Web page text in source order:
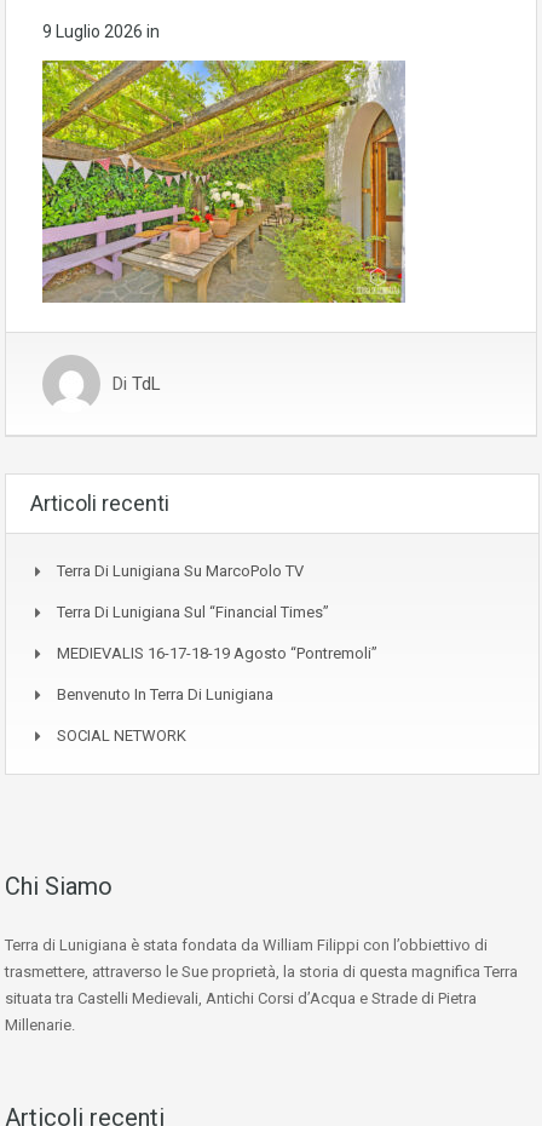
9 Luglio 2026 in
Di TdL
Articoli recenti
Terra Di Lunigiana Su MarcoPolo TV
Terra Di Lunigiana Sul “Financial Times”
MEDIEVALIS 16-17-18-19 Agosto “Pontremoli”
Benvenuto In Terra Di Lunigiana
SOCIAL NETWORK
Chi Siamo
Terra di Lunigiana è stata fondata da William Filippi con l’obbiettivo di
trasmettere, attraverso le Sue proprietà, la storia di questa magnifica Terra
situata tra Castelli Medievali, Antichi Corsi d’Acqua e Strade di Pietra
Millenarie.
Articoli recenti